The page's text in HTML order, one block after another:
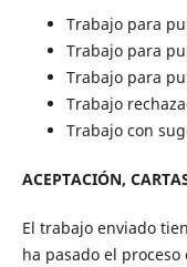
Trabajo para
Trabajo para
Trabajo para
Trabajo
Trabajo con
ACEPTACIÓN,
El trabajo enviado
ha pasado el